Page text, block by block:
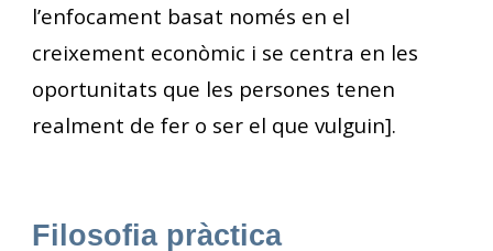
l’enfocament basat només en el
creixement econòmic i se centra en les
oportunitats que les persones tenen
realment de fer o ser el que vulguin].
Filosofia pràctica